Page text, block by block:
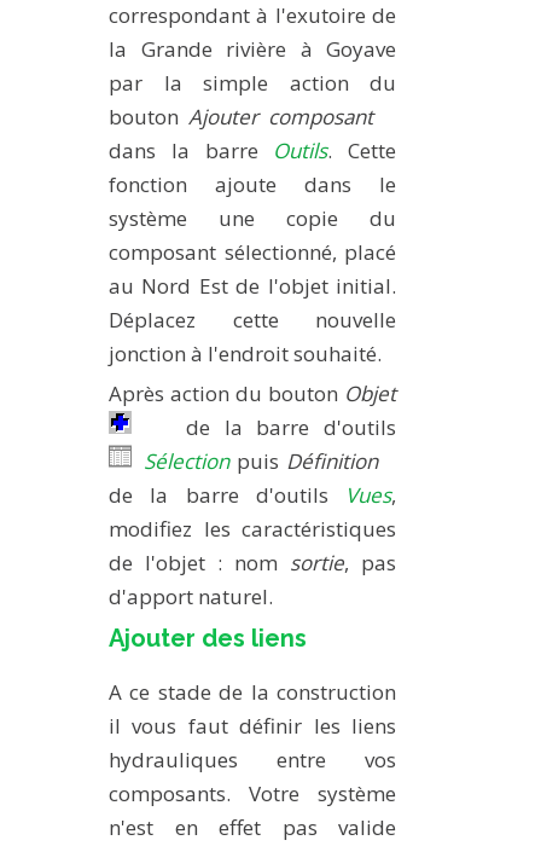
correspondant à l'exutoire de
la Grande rivière à Goyave
par la simple action du
bouton Ajouter composant
dans la barre Outils. Cette
fonction ajoute dans le
système une copie du
composant sélectionné, placé
au Nord Est de l'objet initial.
Déplacez cette nouvelle
jonction à l'endroit souhaité.
Après action du bouton Objet
de la barre d'outils
Sélectionpuis Définition
de la barre d'outils
Vues,
modifiez les caractéristiques
de l'objet : nom sortie, pas
d'apport naturel.
Ajouter des liens
A ce stade de la construction
il vous faut définir les liens
hydrauliques entre vos
composants. Votre système
n'est en effet pas valide